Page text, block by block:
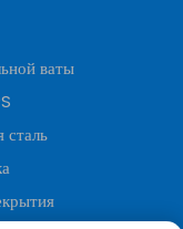
ваты
сталь